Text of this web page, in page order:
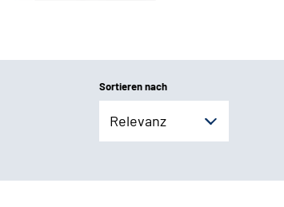
Sortieren nach
Relevanz